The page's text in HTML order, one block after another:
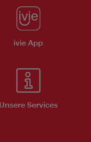
ivie App
Unsere Services